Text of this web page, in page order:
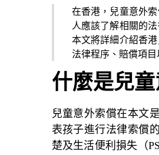
在香港，兒童意外
人應該了解相關的
本文將詳細介紹香
法律程序、賠償項
什麼是兒
兒童意外索償在本文
表孩子進行法律索償
楚及生活便利損失（